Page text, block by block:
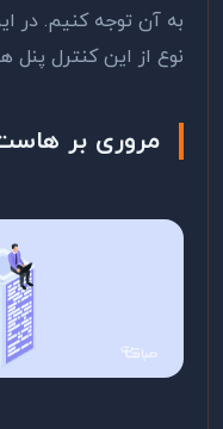
به آن توجه کنیم. در
نوع از این کنترل پنل
مروری بر